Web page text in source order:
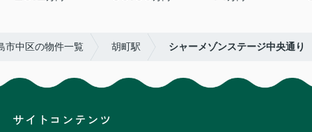
市中区の物件一覧 胡町駅 シャーメゾンステージ中央通り
サイトコンテンツ